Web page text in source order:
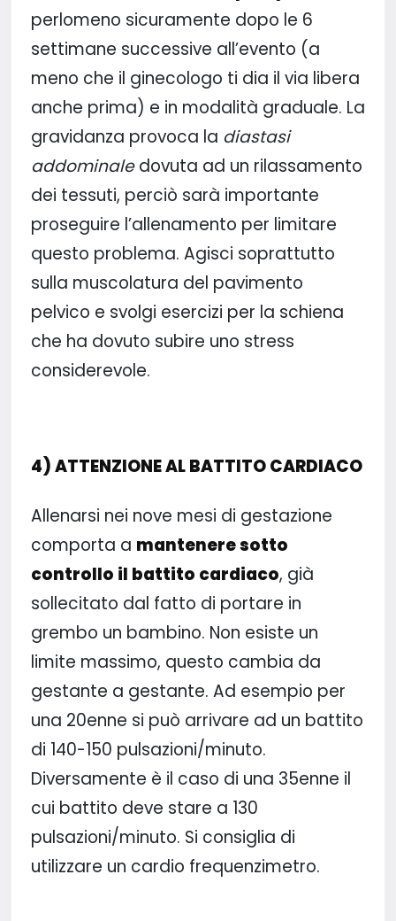
perlomeno sicuramente dopo le 6
settimane successive all’evento (a
meno che il ginecologo ti dia il via libera
anche prima) e in modalità graduale. La
gravidanza provoca la diastasi
addominaledovuta ad un rilassamento
dei tessuti, perciò sarà importante
proseguire l’allenamento per limitare
questo problema. Agisci soprattutto
sulla muscolatura del pavimento
pelvico e svolgi esercizi per la schiena
che ha dovuto subire uno stress
considerevole.
4) ATTENZIONE AL BATTITO CARDIACO
Allenarsi nei nove mesi di gestazione
comporta a mantenere sotto
controllo il battito cardiaco, già
sollecitato dal fatto di portare in
grembo un bambino. Non esiste un
limite massimo, questo cambia da
gestante a gestante. Ad esempio per
una 20enne si può arrivare ad un battito
di 140-150 pulsazioni/minuto.
Diversamente è il caso di una 35enne il
cui battito deve stare a 130
pulsazioni/minuto. Si consiglia di
utilizzare un cardio frequenzimetro.